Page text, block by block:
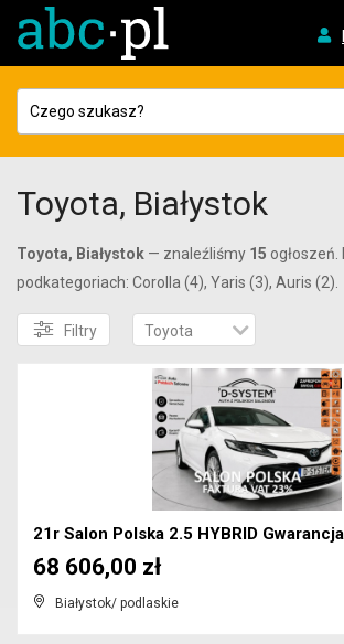
Toyota, Białystok
Toyota, Białystok — znaleźliśmy 15
podkategoriach: Corolla (4), Yaris (3), Auris (2).
Filtry Toyota
Białystok/ podlaskie
68 606,00 zł